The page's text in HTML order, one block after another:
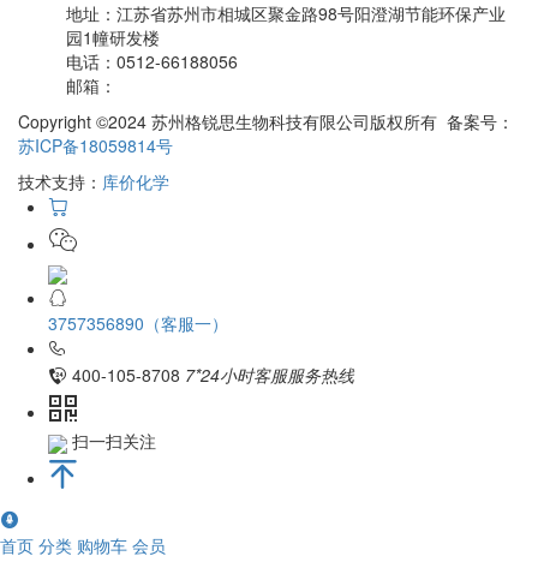
地址： 江苏省苏州市相城区聚金路98号阳澄湖节能环保产业
园1幢研发楼
电话： 0512-66188056
邮箱：
Copyright ©2024 苏州格锐思生物科技有限公司版权所有 备案号：
苏ICP备18059814号
技术支持： 库价化学
3757356890（客服一）
400-105-8708 7*24小时客服服务热线
扫一扫关注
首页 分类 购物车 会员